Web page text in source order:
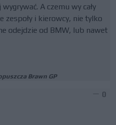
A czemu wy cały
zespoły i kierowcy, nie tylko
odejdzie od BMW, lub nawet
Brawn GP
0